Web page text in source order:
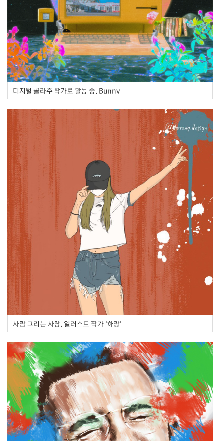
디지털 콜라주 작가로 활동 중, Bunny
사람 그리는 사람, 일러스트 작가 '하랑'